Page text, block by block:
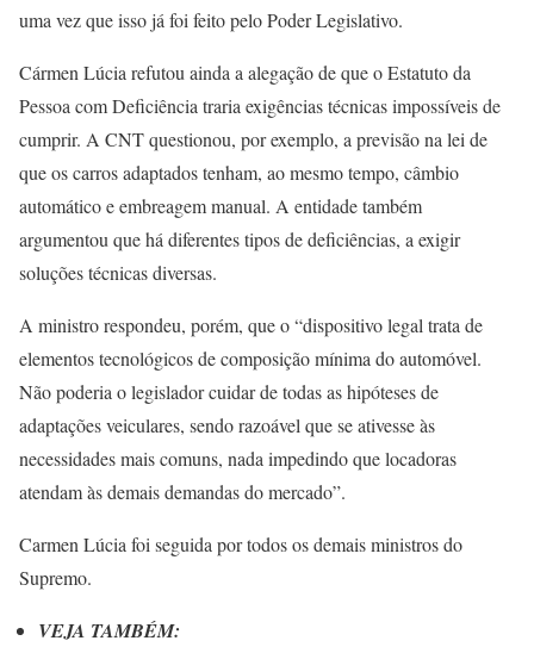
uma vez que isso já foi feito pelo Poder Legislativo.
Cármen Lúcia refutou ainda a alegação de que o Estatuto da
Pessoa com Deficiência traria exigências técnicas impossíveis de
cumprir. A CNT questionou, por exemplo, a previsão na lei de
que os carros adaptados tenham, ao mesmo tempo, câmbio
automático e embreagem manual. A entidade também
argumentou que há diferentes tipos de deficiências, a exigir
soluções técnicas diversas.
A ministro respondeu, porém, que o “dispositivo legal trata de
elementos tecnológicos de composição mínima do automóvel.
Não poderia o legislador cuidar de todas as hipóteses de
adaptações veiculares, sendo razoável que se ativesse às
necessidades mais comuns, nada impedindo que locadoras
atendam às demais demandas do mercado”.
Carmen Lúcia foi seguida por todos os demais ministros do
Supremo.
VEJA TAMBÉM: